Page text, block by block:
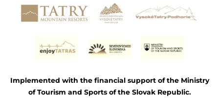
Implemented with the financial support of the Ministry
of Tourism and Sports of the Slovak Republic.